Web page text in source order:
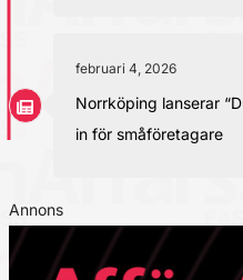
februari 4, 2026
Norrköping lanserar
in för småföretagare
Annons